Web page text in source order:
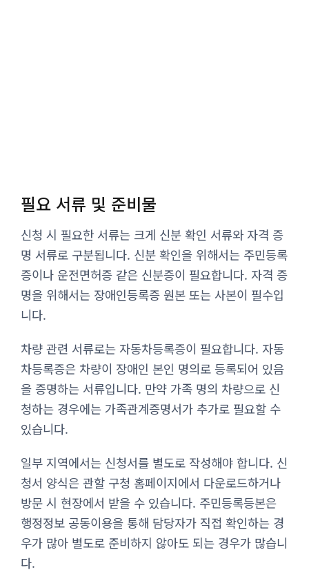
필요 서류 및 준비물
신청 시 필요한 서류는 크게 신분 확인 서류와 자격 증
명 서류로 구분됩니다. 신분 확인을 위해서는 주민등록
증이나 운전면허증 같은 신분증이 필요합니다. 자격 증
명을 위해서는 장애인등록증 원본 또는 사본이 필수입
니다.
차량 관련 서류로는 자동차등록증이 필요합니다. 자동
차등록증은 차량이 장애인 본인 명의로 등록되어 있음
을 증명하는 서류입니다. 만약 가족 명의 차량으로 신
청하는 경우에는 가족관계증명서가 추가로 필요할 수
있습니다.
일부 지역에서는 신청서를 별도로 작성해야 합니다. 신
청서 양식은 관할 구청 홈페이지에서 다운로드하거나
방문 시 현장에서 받을 수 있습니다. 주민등록등본은
행정정보 공동이용을 통해 담당자가 직접 확인하는 경
우가 많아 별도로 준비하지 않아도 되는 경우가 많습니
다.